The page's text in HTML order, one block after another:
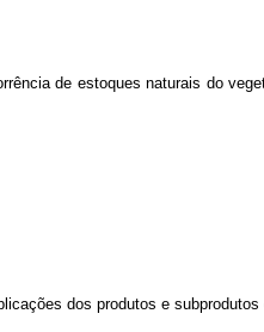
de estoques naturais do
dos produtos e subprodutos